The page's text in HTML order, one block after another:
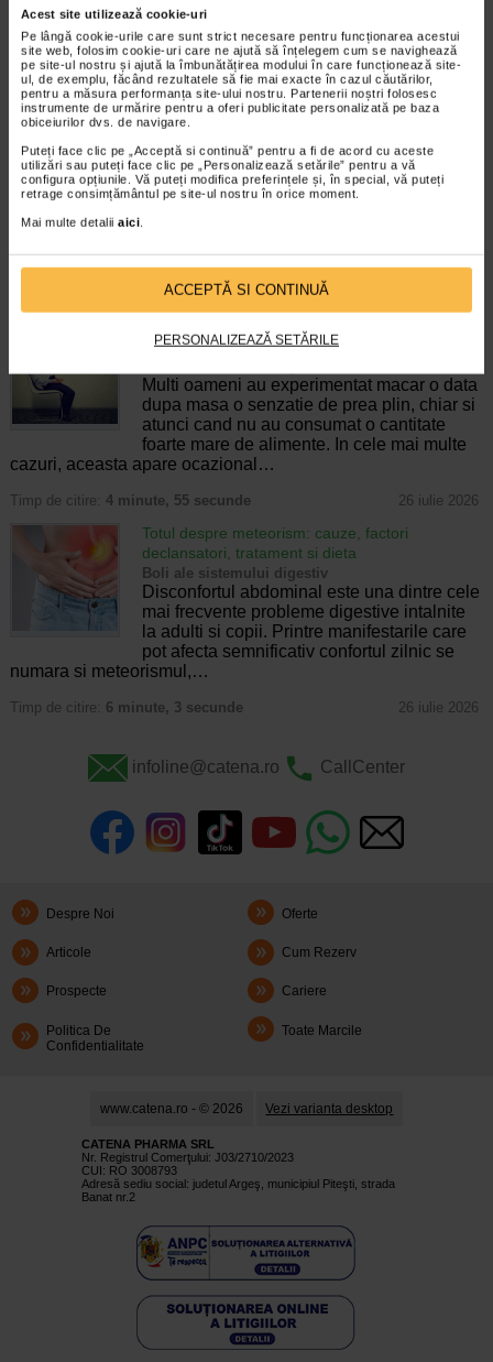
Acest site utilizează cookie-uri
Pe lângă cookie-urile care sunt strict necesare pentru funcționarea acestui
site web, folosim cookie-uri care ne ajută să înțelegem cum se navighează
pe site-ul nostru și ajută la îmbunătățirea modului în care funcționează site-
ul, de exemplu, făcând rezultatele să fie mai exacte în cazul căutărilor,
pentru a măsura performanța site-ului nostru. Partenerii noștri folosesc
instrumente de urmărire pentru a oferi publicitate personalizată pe baza
obiceiurilor dvs. de navigare.
Puteți face clic pe „Acceptă si continuă” pentru a fi de acord cu aceste
utilizări sau puteți face clic pe „Personalizează setările” pentru a vă
configura opțiunile. Vă puteți modifica preferințele și, în special, vă puteți
retrage consimțământul pe site-ul nostru în orice moment.
Mai multe detalii aici.
ACCEPTĂ SI CONTINUĂ
PERSONALIZEAZĂ SETĂRILE
capacitatea de a identifica si gestiona
propriile emotii, precum si emotiile celorlalti.
In general, se spune ca inteligenta
emotionala cuprinde cateva abilitati:…
Timp de citire:4 minute, 39 secunde 6 august 2026
Sistem urinar
Enurezisul este termenul medical pentru
pierderea accidentala de urina, de obicei in
Enurezisul este considerat…
4 minute, 32 secunde
cum o tratati
Multi oameni au experimentat macar o data
dupa masa o senzatie de prea plin, chiar si
atunci cand nu au consumat o cantitate
foarte mare de alimente. In cele mai multe
cazuri, aceasta apare ocazional…
Timp de citire: 4 minute, 55 secunde 26 iulie 2026
Totul despre meteorism: cauze, factori
declansatori, tratament si dieta
Boli ale sistemului digestiv
Disconfortul abdominal este una dintre cele
mai frecvente probleme digestive intalnite
la adulti si copii. Printre manifestarile care
pot afecta semnificativ confortul zilnic se
numara si meteorismul,…
Timp de citire: 6 minute, 3 secunde 26 iulie 2026
infoline@catena.ro CallCenter
Despre Noi Oferte
Articole Cum Rezerv
Prospecte Cariere
Politica De
Confidentialitate
Toate Marcile
www.catena.ro - © 2026 Vezi varianta desktop
CATENA PHARMA SRL
Nr. Registrul Comerţului: J03/2710/2023
CUI: RO 3008793
Adresă sediu social: judetul Argeş, municipiul Piteşti, strada
Banat nr.2